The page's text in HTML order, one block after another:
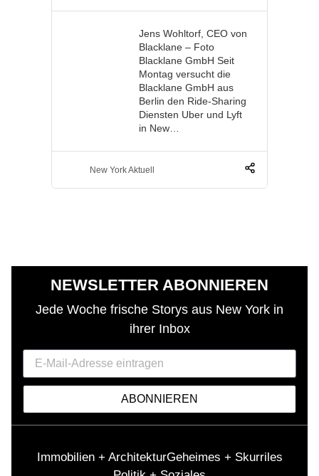
Jens Wohltorf, CEO von
Blacklane – Foto
Blacklane GmbH Seit
Montag versucht die
Blacklane GmbH aus
Berlin den Ride-Sharing
Diensten Uber und Lyft
in New…
New York Aktuell
NEWSLETTER ABONNIEREN
Jede Woche frische Storys aus New York in
ihrer Inbox
ABONNIEREN
Immobilien + ArchitekturGeheimes + Skurriles